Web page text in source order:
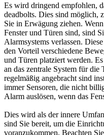
Es wird dringend empfohlen,
deadbolts. Dies sind möglich,
Sie in Erwägung ziehen.
Fenster und Türen sind, sind
Alarmsystems verlassen.
den Vorteil verschiedene
und Türen platziert werden.
an das zentrale System für die
regelmäßig angebracht sind
immer Sensoren, die nicht
Alarm auslösen, wenn das
Dies wird als der innere
sind Sie bereit, um die
voranzukommen. Beachten